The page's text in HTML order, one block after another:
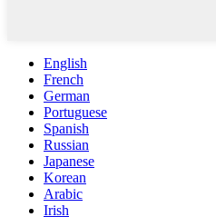
English
French
German
Portuguese
Spanish
Russian
Japanese
Korean
Arabic
Irish